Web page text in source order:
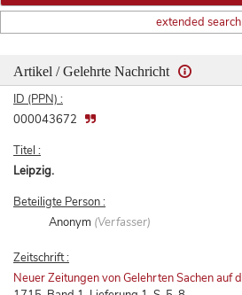
extended search
Artikel / Gelehrte Nachricht
ID (PPN) :
000043672
Titel :
Leipzig.
Beteiligte Person :
Anonym (Verfasser)
Zeitschrift :
Neuer Zeitungen von Gelehrten Sachen auf